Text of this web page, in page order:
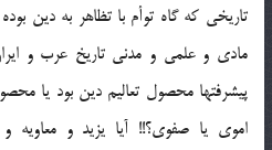
تاریخی‌ که‌ گاه‌ توأم‌ با تظاهر به‌ دین‌
مادی‌ و علمی‌ و مدنی‌ تاریخ‌ عرب‌ و
پیشرفتها محصول‌ تعالیم‌ دین‌ بود یا
اموی‌ یا صفوی؟!! آیا یزید و معاویه‌